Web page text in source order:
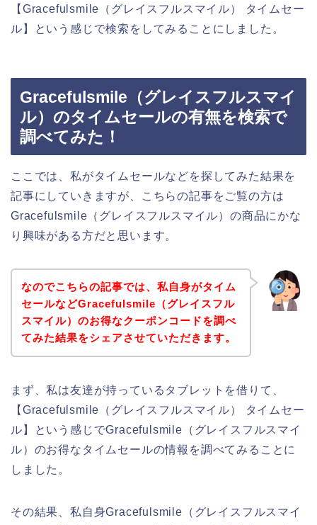
【Gracefulsmile（グレイスフルスマイル） タイムセー
ル】という感じで検索をしてみることにしました。
Gracefulsmile（グレイスフルスマイ
ル）のタイムセールの有無を検索で
調べてみた！
ここでは、私がタイムセールなどを探してみた結果を
記事にしていきますが、こちらの記事をご覧の方は
Gracefulsmile（グレイスフルスマイル）の商品にかな
り興味がある方だと思います。
なのでこちらの記事では、私自身がタイム
セールなどGracefulsmile（グレイスフル
スマイル）のお得なクーポンコードを調べ
てみた結果をシェアさせていただきます。
まず、私は友達が持っているタブレットを借りて、
【Gracefulsmile（グレイスフルスマイル） タイムセー
ル】という感じでGracefulsmile（グレイスフルスマイ
ル）のお得なタイムセールの情報を調べてみることに
しました。
その結果、私自身Gracefulsmile（グレイスフルスマイ